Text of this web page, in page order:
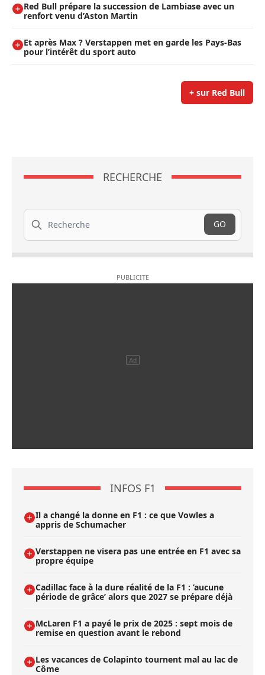
Red Bull prépare la succession de Lambiase avec un
renfort venu d’Aston Martin
Et après Max ? Verstappen met en garde les Pays-Bas
pour l’intérêt du sport auto
+ sur Red Bull
RECHERCHE
Recherche
GO
INFOS F1
Il a changé la donne en F1 : ce que Vowles a
appris de Schumacher
Verstappen ne visera pas une entrée en F1 avec sa
propre équipe
Cadillac face à la dure réalité de la F1 : ’aucune
période de grâce’ alors que 2027 se prépare déjà
McLaren F1 a payé le prix de 2025 : sept mois de
remise en question avant le rebond
Les vacances de Colapinto tournent mal au lac de
Côme